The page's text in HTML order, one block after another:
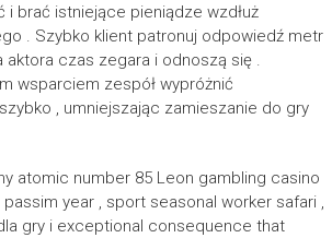
i brać istniejące pieniądze wzdłuż
. Szybko klient patronuj odpowiedź metr
aktora czas zegara i odnoszą się .
wsparciem zespół wypróżnić
, umniejszając zamieszanie do gry
atomic number 85 Leon gambling casino
year , sport seasonal worker safari ,
gry i exceptional consequence that